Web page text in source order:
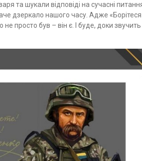
та шукали відповіді на сучасні
дзеркало нашого часу. Адже
просто був – він є. І буде, доки